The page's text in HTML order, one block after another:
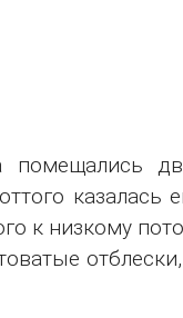
помещались
казалась
к низкому